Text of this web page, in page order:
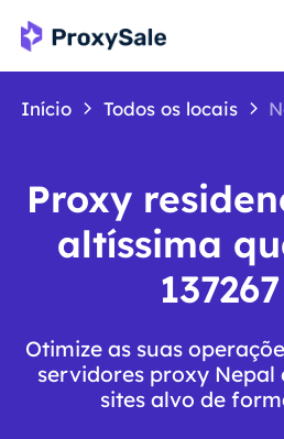
Início Todos os locais
Proxy
altíssima
Otimize as suas
servidores proxy Nepal
sites alvo de